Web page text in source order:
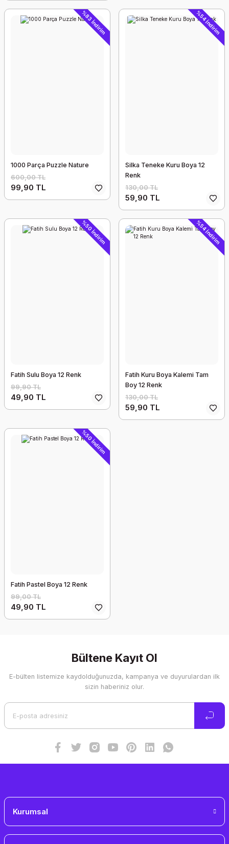
%83 İndirim
1000 Parça Puzzle Nature
600,00 TL
99,90 TL
%54 İndirim
Silka Teneke Kuru Boya 12
Renk
130,00 TL
59,90 TL
%50 İndirim
Fatih Sulu Boya 12 Renk
99,90 TL
49,90 TL
%54 İndirim
Fatih Kuru Boya Kalemi Tam
Boy 12 Renk
130,00 TL
59,90 TL
%50 İndirim
Fatih Pastel Boya 12 Renk
99,00 TL
49,90 TL
Bültene Kayıt Ol
E-bülten listemize kaydolduğunuzda, kampanya ve duyurulardan ilk
sizin haberiniz olur.
Kurumsal